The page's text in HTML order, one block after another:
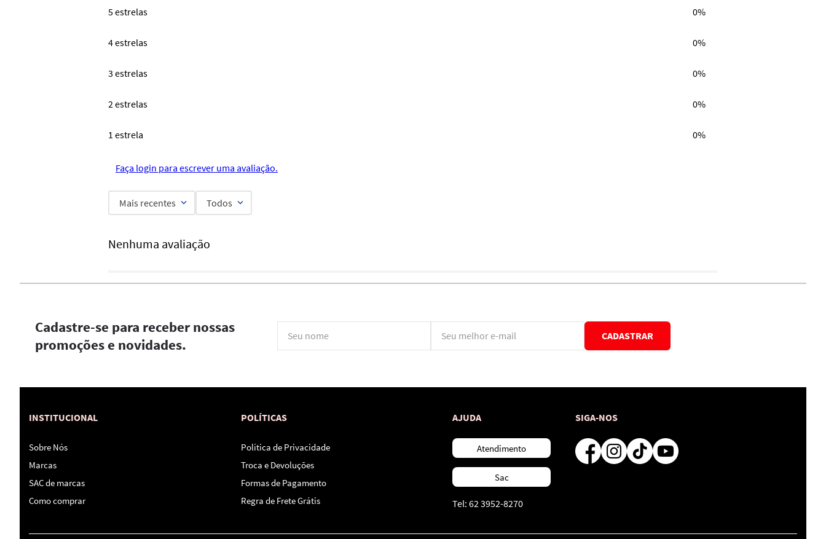
5 estrelas 0%
4 estrelas 0%
3 estrelas 0%
2 estrelas 0%
1 estrela 0%
Faça login para escrever uma avaliação.
Mais recentes Todos
Nenhuma avaliação
Cadastre-se para receber nossas
promoções e novidades.
CADASTRAR
INSTITUCIONAL
Sobre Nós
Marcas
SAC de marcas
Como comprar
POLÍTICAS
Política de Privacidade
Troca e Devoluções
Formas de Pagamento
Regra de Frete Grátis
AJUDA
Atendimento
Sac
Tel: 62 3952-8270
SIGA-NOS